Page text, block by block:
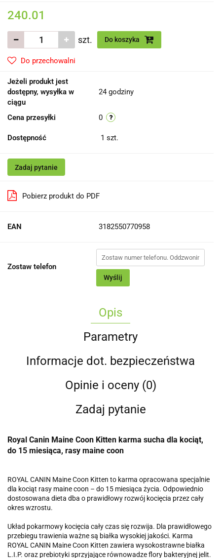
240.01
szt. Do koszyka
Do przechowalni
Jeżeli produkt jest
dostępny, wysyłka w
ciągu
24 godziny
Cena przesyłki 0
Dostępność 1 szt.
Zadaj pytanie
Pobierz produkt do PDF
EAN 3182550770958
Zostaw telefon
Wyślij
Opis
Parametry
Informacje dot. bezpieczeństwa
Opinie i oceny (0)
Zadaj pytanie
Royal Canin Maine Coon Kitten karma sucha dla kociąt,
do 15 miesiąca, rasy maine coon
ROYAL CANIN Maine Coon Kitten to karma opracowana specjalnie
dla kociąt rasy maine coon – do 15 miesiąca życia. Odpowiednio
dostosowana dieta dba o prawidłowy rozwój kocięcia przez cały
okres wzrostu.
Układ pokarmowy kocięcia cały czas się rozwija. Dla prawidłowego
przebiegu trawienia ważne są białka wysokiej jakości. Karma
ROYAL CANIN Maine Coon Kitten zawiera wysokostrawne białka
L.I.P. oraz prebiotyki sprzyjające równowadze flory bakteryjnej jelit.